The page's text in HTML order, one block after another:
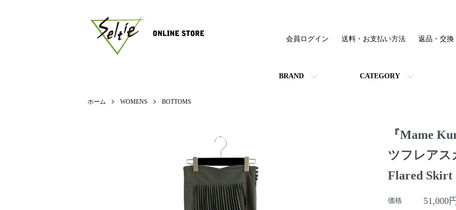
BRAND CATEGORY
会員ログイン 送料・お支払い方法 返品・交換
ホーム WOMENS BOTTOMS
『Mame
ツフレアス
Flared Skirt
価格 51,000